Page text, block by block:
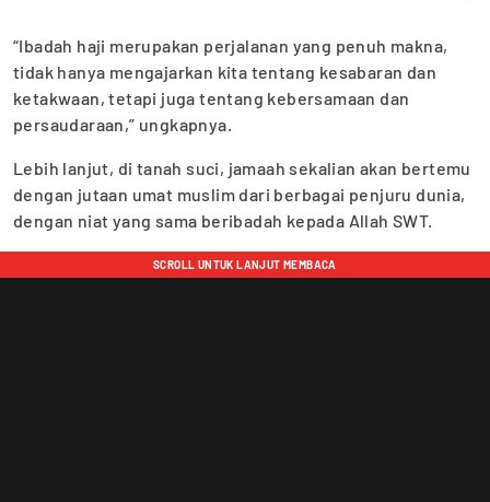
“Ibadah haji merupakan perjalanan yang penuh makna,
tidak hanya mengajarkan kita tentang kesabaran dan
ketakwaan, tetapi juga tentang kebersamaan dan
persaudaraan,” ungkapnya.
Lebih lanjut, di tanah suci, jamaah sekalian akan bertemu
dengan jutaan umat muslim dari berbagai penjuru dunia,
dengan niat yang sama beribadah kepada Allah SWT.